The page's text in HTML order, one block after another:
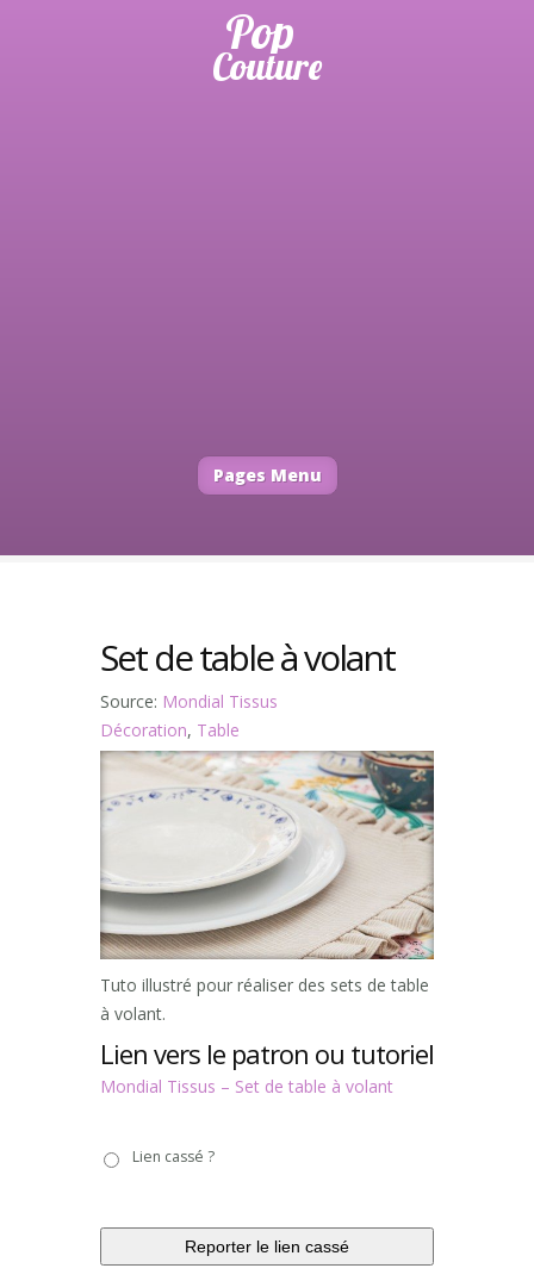
Pages Menu
Set de table à volant
Source: Mondial Tissus
Décoration, Table
Tuto illustré pour réaliser des sets de table
à volant.
Lien vers le patron ou tutoriel
Mondial Tissus – Set de table à volant
casséLien cassé ?